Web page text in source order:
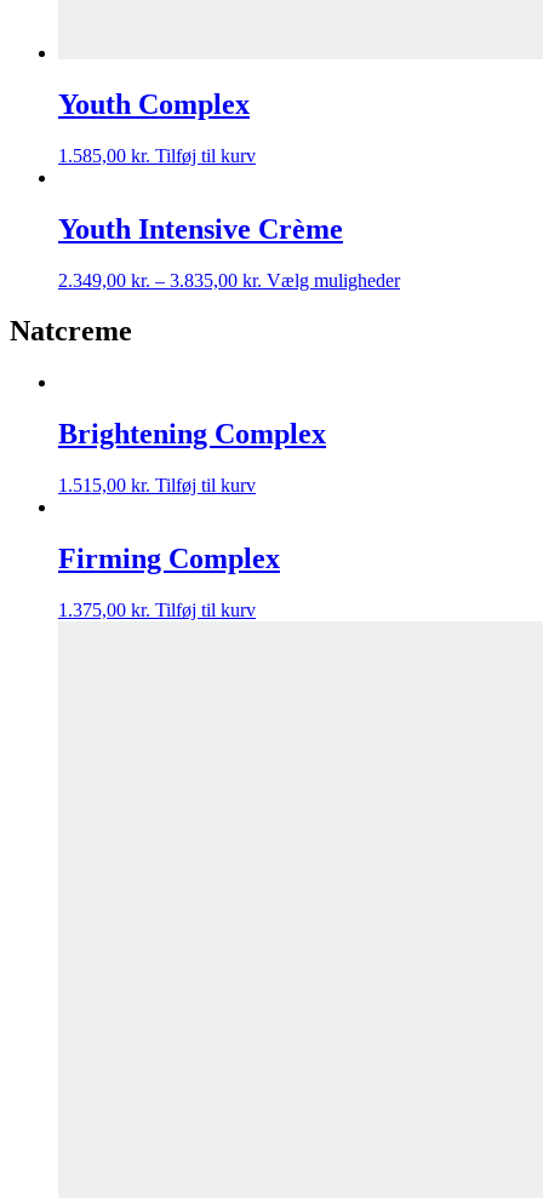
Youth Complex
1.585,00 kr. Tilføj til kurv
Youth Intensive Crème
2.349,00 kr. – 3.835,00 kr. Vælg muligheder
Natcreme
Brightening Complex
1.515,00 kr. Tilføj til kurv
Firming Complex
1.375,00 kr. Tilføj til kurv